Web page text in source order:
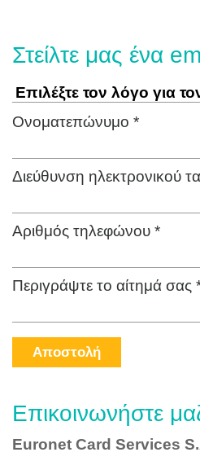
Στείλτε μας ένα
Ονοματεπώνυμο *
Διεύθυνση ηλεκτρονικού
Αριθμός τηλεφώνου *
Περιγράψτε το αίτημά σας
Αποστολή
Επικοινωνήστε
Euronet Card Services